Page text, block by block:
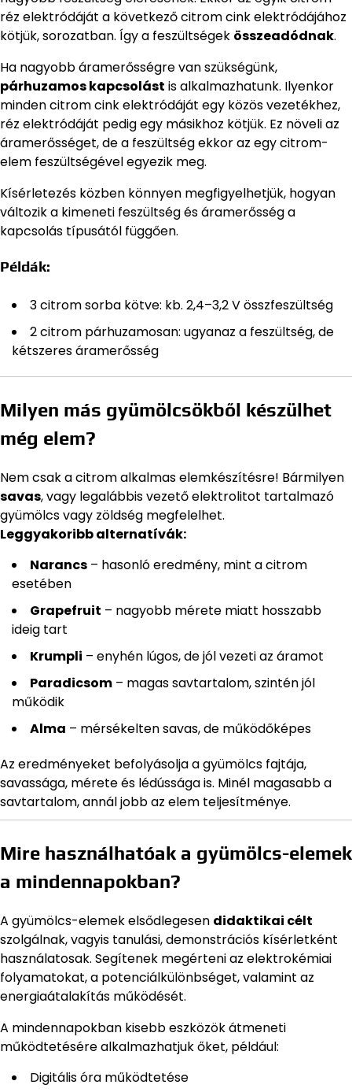
réz elektródáját a következő citrom cink elektródájához
kötjük, sorozatban. Így a feszültségek összeadódnak.
Ha nagyobb áramerősségre van szükségünk,
párhuzamos kapcsolást is alkalmazhatunk. Ilyenkor
minden citrom cink elektródáját egy közös vezetékhez,
réz elektródáját pedig egy másikhoz kötjük. Ez növeli az
áramerősséget, de a feszültség ekkor az egy citrom-
elem feszültségével egyezik meg.
Kísérletezés közben könnyen megfigyelhetjük, hogyan
változik a kimeneti feszültség és áramerősség a
kapcsolás típusától függően.
Példák:
3 citrom sorba kötve: kb. 2,4–3,2 V összfeszültség
2 citrom párhuzamosan: ugyanaz a feszültség, de
kétszeres áramerősség
Milyen más gyümölcsökből készülhet
még elem?
Nem csak a citrom alkalmas elemkészítésre! Bármilyen
savas, vagy legalábbis vezető elektrolitot tartalmazó
gyümölcs vagy zöldség megfelelhet.
Leggyakoribb alternatívák:
Narancs – hasonló eredmény, mint a citrom
esetében
Grapefruit – nagyobb mérete miatt hosszabb
ideig tart
Krumpli – enyhén lúgos, de jól vezeti az áramot
Paradicsom – magas savtartalom, szintén jól
működik
Alma – mérsékelten savas, de működőképes
Az eredményeket befolyásolja a gyümölcs fajtája,
savassága, mérete és lédússága is. Minél magasabb a
savtartalom, annál jobb az elem teljesítménye.
Mire használhatóak a gyümölcs-elemek
a mindennapokban?
A gyümölcs-elemek elsődlegesen didaktikai célt
szolgálnak, vagyis tanulási, demonstrációs kísérletként
használatosak. Segítenek megérteni az elektrokémiai
folyamatokat, a potenciálkülönbséget, valamint az
energiaátalakítás működését.
A mindennapokban kisebb eszközök átmeneti
működtetésére alkalmazhatjuk őket, például:
Digitális óra működtetése